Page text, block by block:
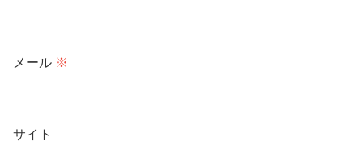
メール ※
サイト